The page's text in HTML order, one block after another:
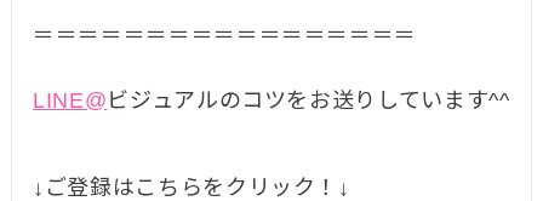
＝＝＝＝＝＝＝＝＝＝＝＝＝＝＝＝＝
LINE@ ビジュアルのコツをお送りしています^^
↓ご登録はこちらをクリック！↓